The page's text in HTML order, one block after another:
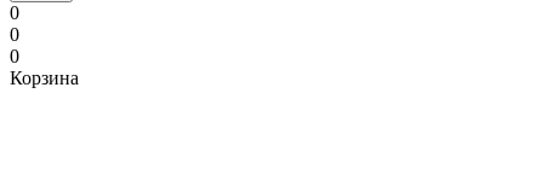
0
0
0
Корзина